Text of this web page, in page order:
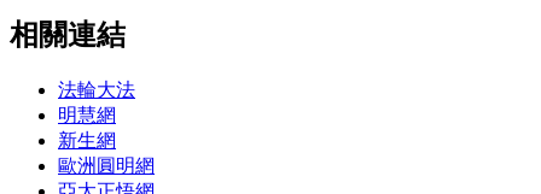
相關連結
法輪大法
明慧網
新生網
歐洲圓明網